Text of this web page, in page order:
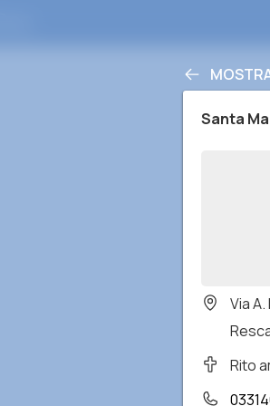
Santa
Via
Rito